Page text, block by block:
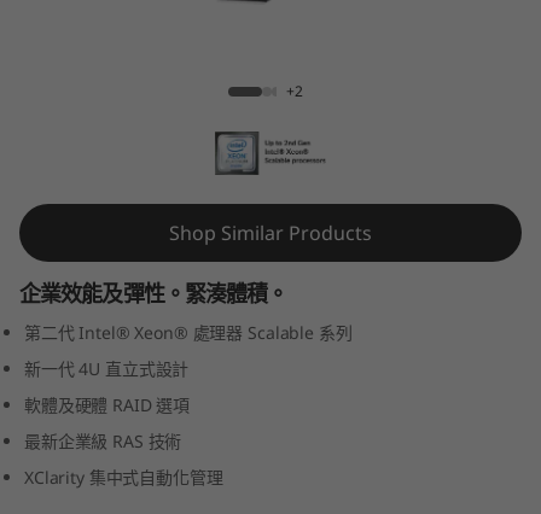
S
5
5
0
+2
Shop Similar Products
企業效能及彈性。緊湊體積。
第二代 Intel® Xeon® 處理器 Scalable 系列
新一代 4U 直立式設計
軟體及硬體 RAID 選項
最新企業級 RAS 技術
XClarity 集中式自動化管理